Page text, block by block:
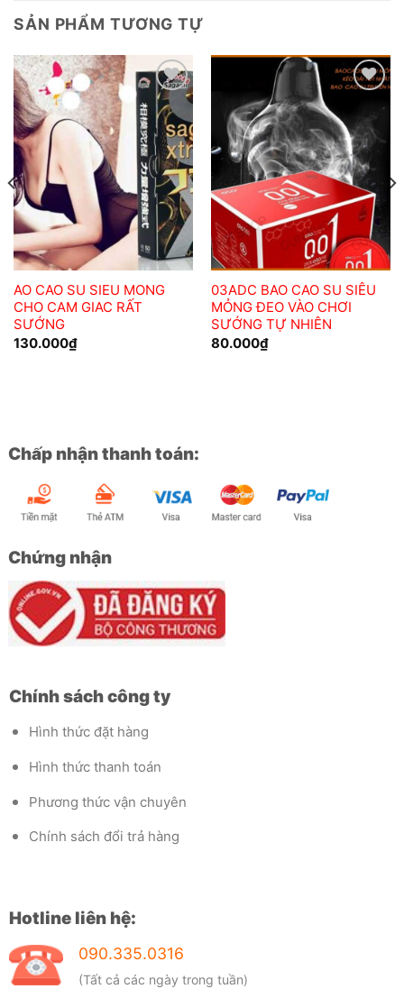
SẢN PHẨM TƯƠNG TỰ
Add to
wishlist
AO CAO SU SIEU MONG
CHO CAM GIAC RẤT
SƯỚNG
130.000₫
Add to
wishlist
03ADC BAO CAO SU SIÊU
MỎNG ĐEO VÀO CHƠI
SƯỚNG TỰ NHIÊN
80.000₫
Chấp nhận thanh toán:
Chứng nhận
Chính sách công ty
Hình thức đặt hàng
Hình thức thanh toán
Phương thức vận chuyên
Chính sách đổi trả hàng
Hotline liên hệ:
090.335.0316
(Tất cả các ngày trong tuần)